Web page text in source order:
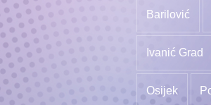
Barilović
Ivanić Grad
Osijek